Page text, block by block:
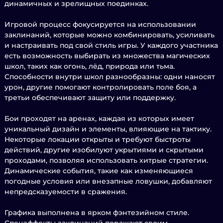
динамичных и зрелищных поединках.
Игровой процесс фокусируется на использовании
заклинаний, которые можно комбинировать, усиливать
и настраивать под свой стиль игры. У каждого участника
есть возможность выбирать из множества магических
школ, таких как огонь, лёд, природа или тьма.
Способности внутри школ разнообразны: одни наносят
урон, другие помогают контролировать поле боя, а
третьи обеспечивают защиту или поддержку.
Бои проходят на аренах, каждая из которых имеет
уникальный дизайн и элементы, влияющие на тактику.
Некоторые локации открыты и требуют быстроты
действий, другие изобилуют укрытиями и скрытыми
проходами, позволяя использовать хитрые стратегии.
Динамические события, такие как изменяющиеся
погодные условия или внезапные ловушки, добавляют
непредсказуемости в сражения.
Графика выполнена в ярком фэнтезийном стиле.